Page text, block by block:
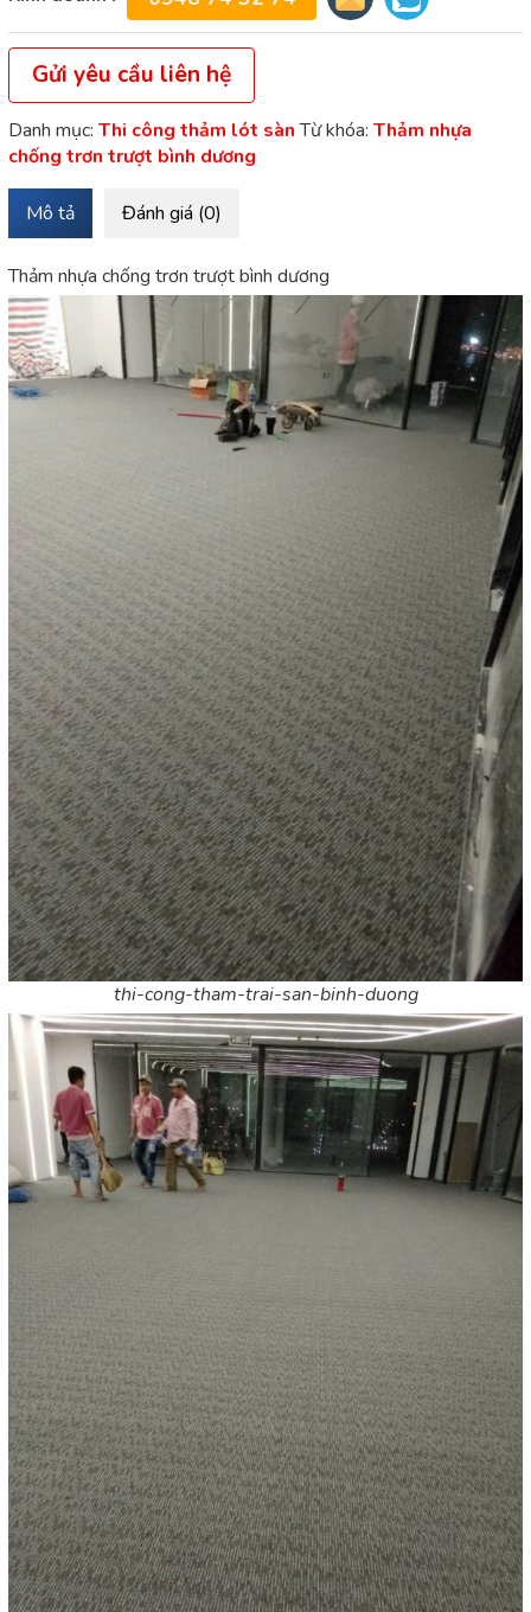
Gửi yêu cầu liên hệ
Danh mục: Thi công thảm lót sàn Từ khóa: Thảm nhựa
chống trơn trượt bình dương
Mô tả Đánh giá (0)
Thảm nhựa chống trơn trượt bình dương
thi-cong-tham-trai-san-binh-duong